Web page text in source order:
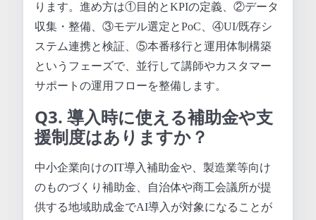
ります。進め方は①目的とKPIの定義、②データ
収集・整備、③モデル選定とPoC、④UI/既存シ
ステム連携と検証、⑤本番移行と運用体制構築
というフェーズで、並行して講師やカスタマー
サポートの運用フローを整備します。
Q3. 導入時に使える補助金や支
援制度はありますか？
中小企業向けのIT導入補助金や、製造業等向け
のものづくり補助金、自治体や商工会議所が提
供する地域助成金でAI導入が対象になることが